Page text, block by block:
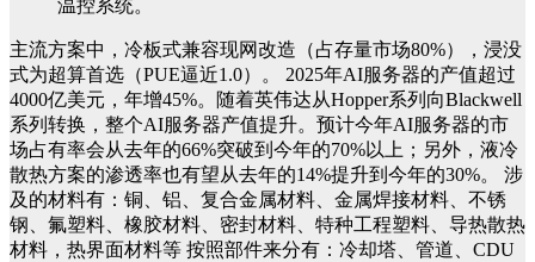
温控系统。
主流方案中，冷板式兼容现网改造（占存量市场80%），浸没
式为超算首选（PUE逼近1.0）。
2025年AI服务器的产值超过
4000亿美元，年增45%。随着英伟达从Hopper系列向Blackwell
系列转换，整个AI服务器产值提升。预计今年AI服务器的市
场占有率会从去年的66%突破到今年的70%以上；另外，液冷
散热方案的渗透率也有望从去年的14%提升到今年的30%。
涉
及的材料有：铜、铝、复合金属材料、金属焊接材料、不锈
钢、氟塑料、橡胶材料、密封材料、特种工程塑料、导热散热
材料，热界面材料等 按照部件来分有：冷却塔、管道、 CDU